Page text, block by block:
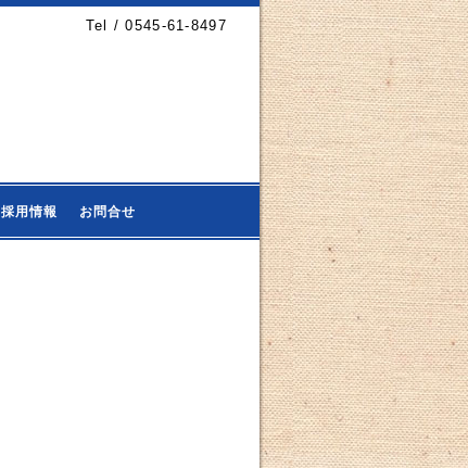
Tel / 0545-61-8497
採用情報 お問合せ